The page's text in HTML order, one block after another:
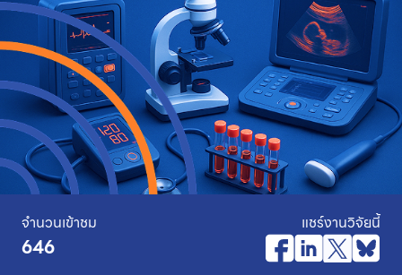
จำนวนเข้าชม
646
แชร์งานวิจัยนี้